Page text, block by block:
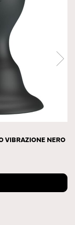
VIBRAZIONE NERO